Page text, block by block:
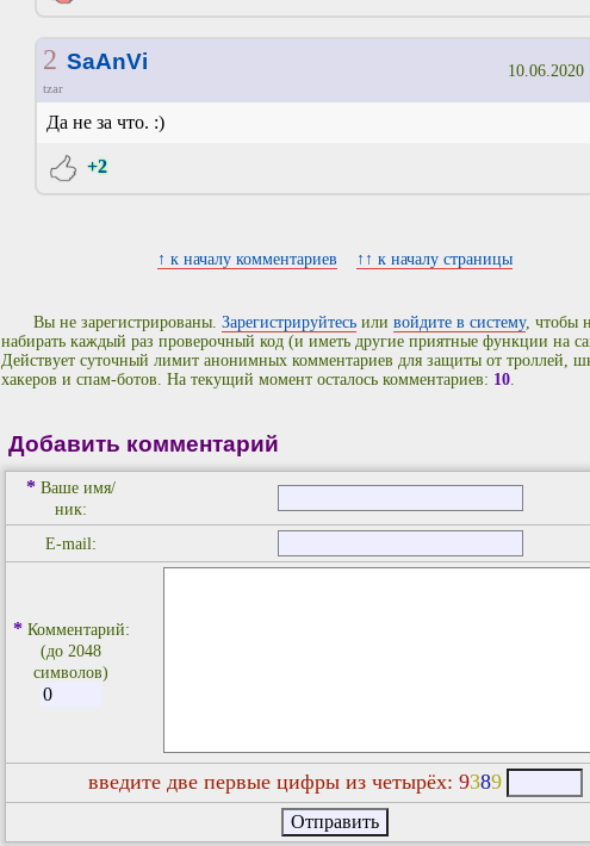
2 SaAnVi
tzar
10.06.2020
Да не за что. :)
+2
↑ к началу комментариев ↑↑ к началу страницы
Вы не зарегистрированы.Зарегистрируйтесь иливойдите в систему, чтобы
набирать каждый раз проверочный код (и иметь другие приятные функции на
Действует суточный лимит анонимных комментариев для защиты от троллей,
хакеров и спам-ботов. На текущий момент осталось комментариев: 10.
Добавить комментарий
* Ваше имя/
ник:
E-mail:
* Комментарий:
(до 2048
символов)
введите две первые цифры из четырёх: 9389